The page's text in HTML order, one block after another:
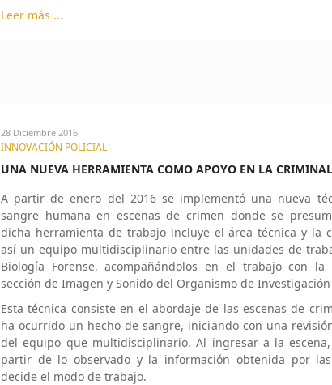
Leer más ...
28 Diciembre 2016
INNOVACIÓN POLICIAL
UNA NUEVA HERRAMIENTA COMO APOYO EN LA
A partir de enero del 2016 se implementó una nueva
sangre humana en escenas de crimen donde se
dicha herramienta de trabajo incluye el área técnica y la
así un equipo multidisciplinario entre las unidades de
Biología Forense, acompañándolos en el trabajo con la
sección de Imagen y Sonido del Organismo de Investigación
Esta técnica consiste en el abordaje de las escenas de
ha ocurrido un hecho de sangre, iniciando con una
del equipo que multidisciplinario. Al ingresar a la
partir de lo observado y la información obtenida por
decide el modo de trabajo.